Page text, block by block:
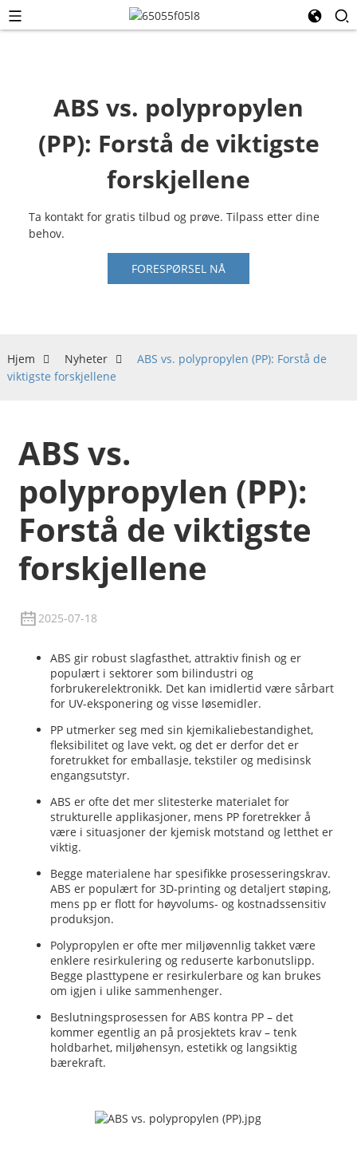
ABS vs. polypropylen
(PP): Forstå de viktigste
forskjellene
Ta kontakt for gratis tilbud og prøve. Tilpass etter dine
behov.
FORESPØRSEL NÅ
Hjem Nyheter
ABS vs. polypropylen (PP): Forstå de
viktigste forskjellene
ABS vs.
polypropylen (PP):
Forstå de viktigste
forskjellene
2025-07-18
ABS gir robust slagfasthet, attraktiv finish og er
populært i sektorer som bilindustri og
forbrukerelektronikk. Det kan imidlertid være sårbart
for UV-eksponering og visse løsemidler.
PP utmerker seg med sin kjemikaliebestandighet,
fleksibilitet og lave vekt, og det er derfor det er
foretrukket for emballasje, tekstiler og medisinsk
engangsutstyr.
ABS er ofte det mer slitesterke materialet for
strukturelle applikasjoner, mens PP foretrekker å
være i situasjoner der kjemisk motstand og letthet er
viktig.
Begge materialene har spesifikke prosesseringskrav.
ABS er populært for 3D-printing og detaljert støping,
mens pp er flott for høyvolums- og kostnadssensitiv
produksjon.
Polypropylen er ofte mer miljøvennlig takket være
enklere resirkulering og reduserte karbonutslipp.
Begge plasttypene er resirkulerbare og kan brukes
om igjen i ulike sammenhenger.
Beslutningsprosessen for ABS kontra PP – det
kommer egentlig an på prosjektets krav – tenk
holdbarhet, miljøhensyn, estetikk og langsiktig
bærekraft.